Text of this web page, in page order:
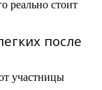
реально стоит
после
участницы